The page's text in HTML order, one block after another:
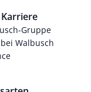
Gruppe
Walbusch